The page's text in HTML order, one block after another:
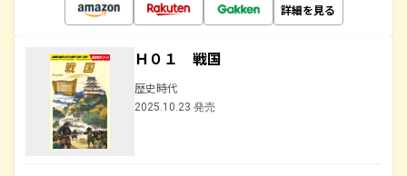
詳細を見る
Ｈ０１ 戦国
歴史時代
2025.10.23 発売